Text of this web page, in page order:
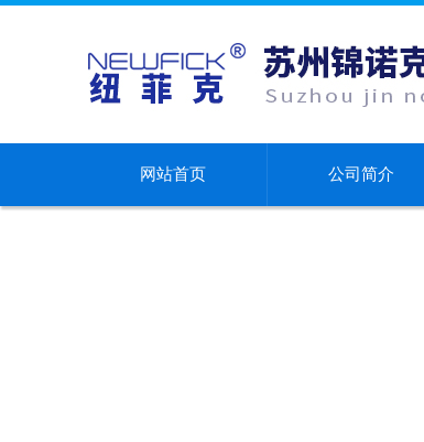
网站首页 公司简介